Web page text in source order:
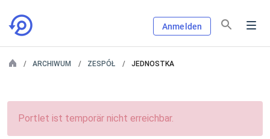
Anmelden
ARCHIWUM ZESPÓŁ JEDNOSTKA
Portlet ist temporär nicht erreichbar.